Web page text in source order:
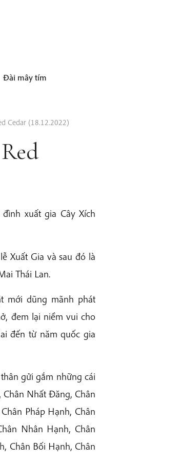
Đài mây tím
Cedar (18.12.2022)
xuất gia Cây Xích
Xuất Gia và sau đó là
Thái Lan.
mới dũng mãnh phát
đem lại niềm vui cho
đến từ năm quốc gia
gửi gắm những cái
Nhất Đăng, Chân
Pháp Hạnh, Chân
Nhân Hạnh, Chân
Chân Bối Hạnh, Chân